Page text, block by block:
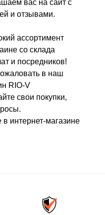
и отзывами.
ассортимент
со склада
и посредников!
в наш
RIO-V
свои покупки,
в интернет-магазине